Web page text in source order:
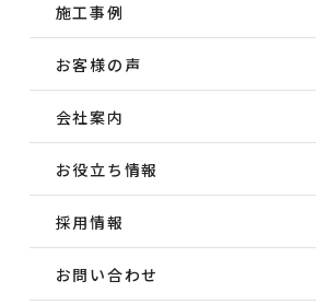
施工事例
お客様の声
会社案内
お役立ち情報
採用情報
お問い合わせ